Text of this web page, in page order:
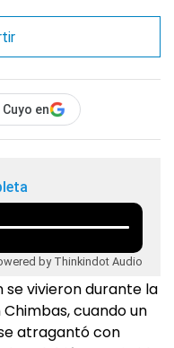
en
by Thinkindot Audio
vivieron durante la
cuando un
atragantó con